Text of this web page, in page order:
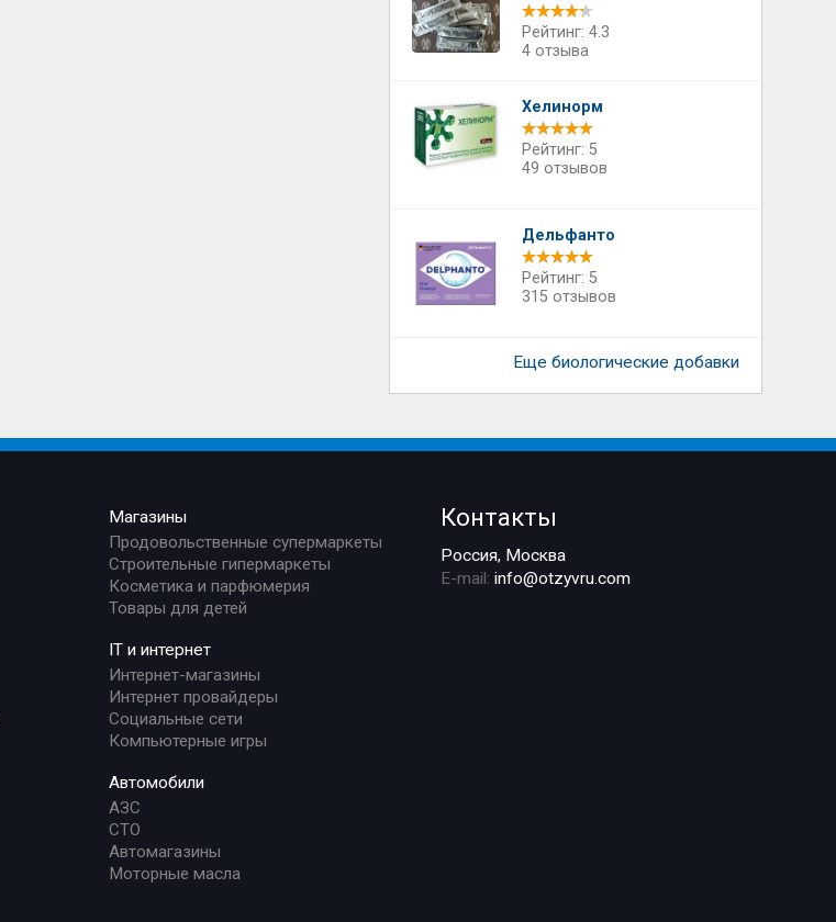
Рейтинг: 4.3
4 отзыва
Хелинорм
Рейтинг: 5
49 отзывов
Дельфанто
Рейтинг: 5
315 отзывов
Еще биологические добавки
Магазины
Продовольственные супермаркеты
Строительные гипермаркеты
Косметика и парфюмерия
Товары для детей
IT и интернет
Интернет-магазины
Интернет провайдеры
Социальные сети
Компьютерные игры
Автомобили
АЗС
СТО
Автомагазины
Моторные масла
Контакты
Россия, Москва
E-mail:info@otzyvru.com